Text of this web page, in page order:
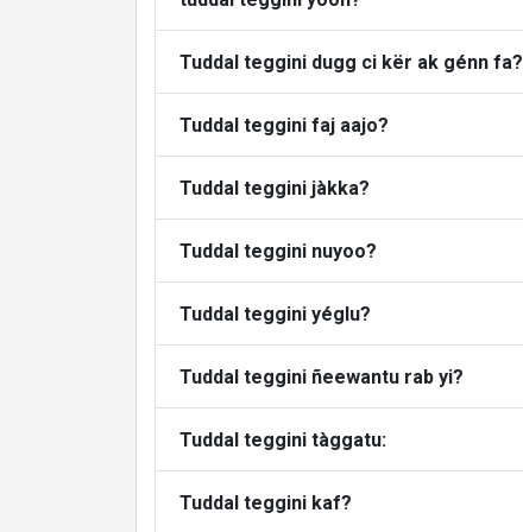
Tuddal teggini dugg ci kër ak génn fa?
Tuddal teggini faj aajo?
Tuddal teggini jàkka?
Tuddal teggini nuyoo?
Tuddal teggini yéglu?
Tuddal teggini ñeewantu rab yi?
Tuddal teggini tàggatu:
Tuddal teggini kaf?